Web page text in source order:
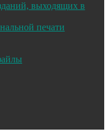
выходящих в
печати